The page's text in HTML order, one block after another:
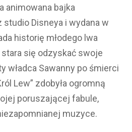
animowana bajka
Disneya i wydana w
historię młodego lwa
się odzyskać swoje
władca Sawanny po śmierci
Lew” zdobyła ogromną
poruszającej fabule,
muzyce.